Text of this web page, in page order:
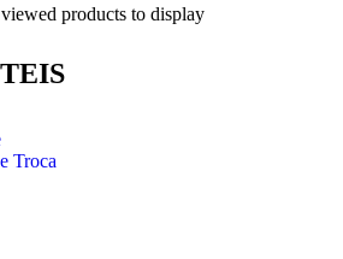
products to display
Troca